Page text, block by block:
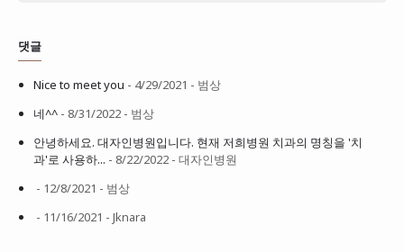
댓글
Nice to meet you - 4/29/2021 - 범상
네^^ - 8/31/2022 - 범상
안녕하세요. 대자인병원입니다. 현재 저희병원 치과의 명칭을 '치
과'로 사용하... - 8/22/2022 - 대자인병원
- 12/8/2021 - 범상
- 11/16/2021 - Jknara